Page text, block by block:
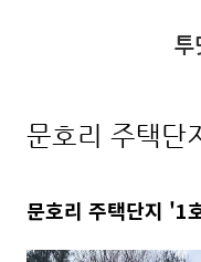
투
문호리 주택단
문호리 주택단지 '1